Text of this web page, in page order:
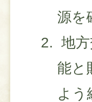
源を
地
能と
よう